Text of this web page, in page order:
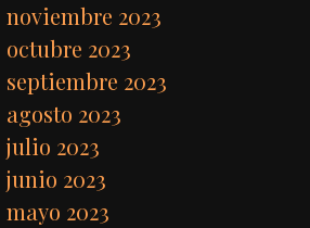
noviembre 2023
octubre 2023
septiembre 2023
agosto 2023
julio 2023
junio 2023
mayo 2023